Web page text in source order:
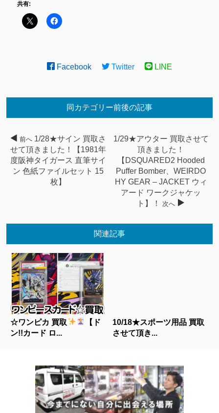
共有:
Facebook Twitter LINE
同カテゴリー前後の記事
前へ 1/28★サイン 買取さ
せて頂きました！【1981年
度阪神タイガース 直筆サイ
ン 色紙ファイルセット 15
枚】
1/29★アウター 買取させて
頂きました！
【DSQUARED2 Hooded
Puffer Bomber、WEIRDO
HY GEAR – JACKET ウィ
アード ワークジャケッ
ト】！
次へ
関連記事
☆ワンピカ 買取
【ド
ン!!カード ロ...
10/18★スポーツ用品 買取
させて頂き...